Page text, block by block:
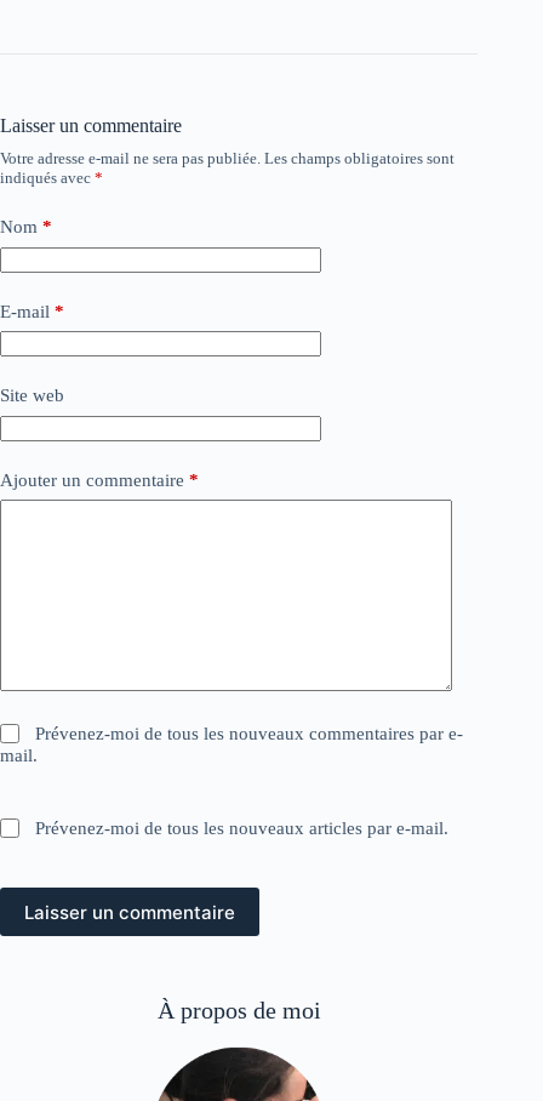
Laisser un commentaire
Votre adresse e-mail ne sera pas publiée. Les champs obligatoires sont
indiqués avec *
Nom *
E-mail *
Site web
Ajouter un commentaire *
Prévenez-moi de tous les nouveaux commentaires par e-
mail.
Prévenez-moi de tous les nouveaux articles par e-mail.
Laisser un commentaire
À propos de moi